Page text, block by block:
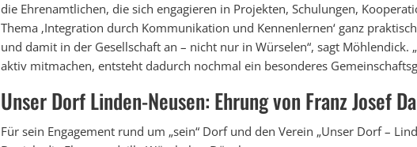
die Ehrenamtlichen, die sich engagieren in Projekten, Schulungen,
Thema ‚Integration durch Kommunikation und Kennenlernen‘ ganz
und damit in der Gesellschaft an – nicht nur in Würselen“, sagt Möhlendick.
aktiv mitmachen, entsteht dadurch nochmal ein besonderes
Unser Dorf Linden-Neusen: Ehrung von Franz Josef
Für sein Engagement rund um „sein“ Dorf und den Verein „Unser Dorf –